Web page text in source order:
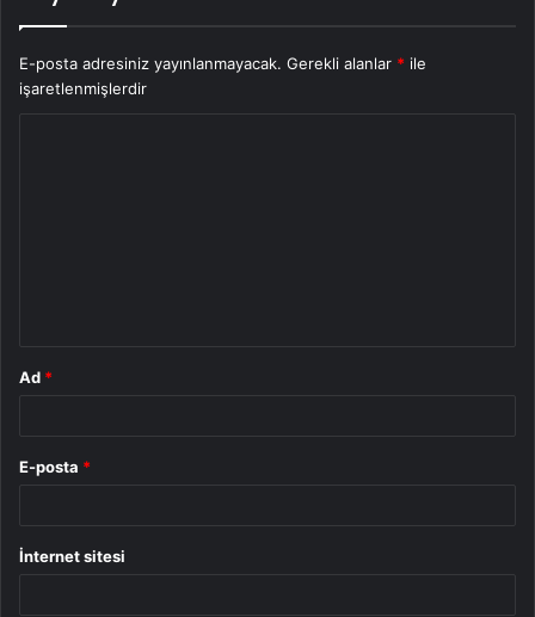
E-posta adresiniz yayınlanmayacak. Gerekli alanlar * ile
işaretlenmişlerdir
Ad *
E-posta *
İnternet sitesi